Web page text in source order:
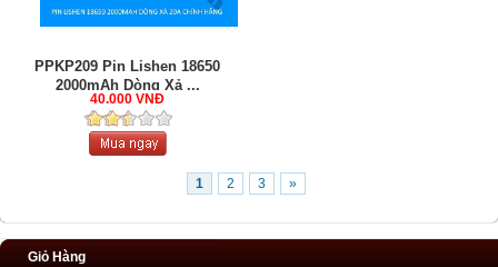
PPKP209 Pin Lishen 18650
2000mAh Dòng Xả ...
40.000 VNĐ
1 2 3 »
Giỏ Hàng